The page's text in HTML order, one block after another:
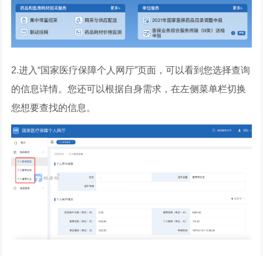
2.进入“国家医疗保障个人网厅”页面，可以看到您选择查询
的信息详情。您还可以根据自身需求，在左侧菜单栏切换
您想要查找的信息。